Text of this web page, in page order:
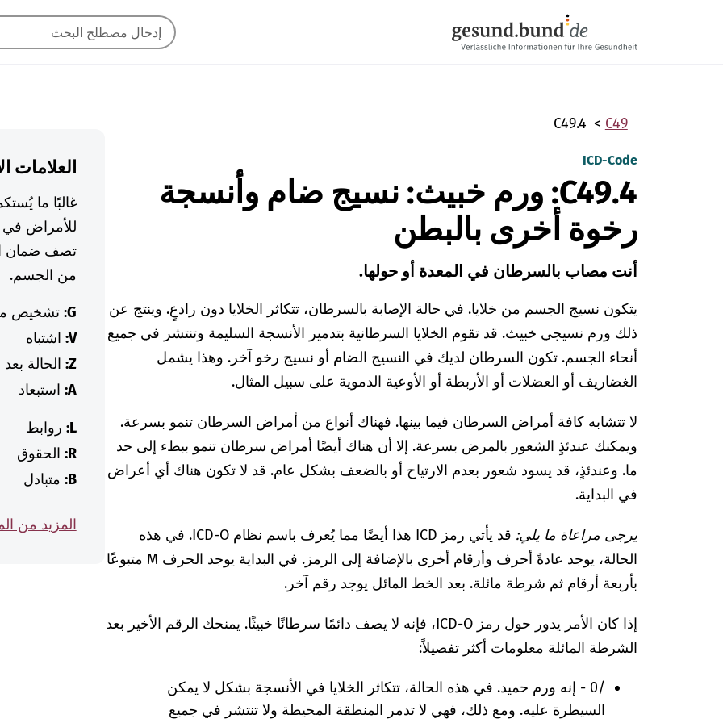
C49
C49.4
ICD-Code
C49.4: ورم خبيث: نسيج ضام وأنسجة
رخوة أخرى بالبطن
أنت مصاب بالسرطان في المعدة أو حولها.
يتكون نسيج الجسم من خلايا. في حالة الإصابة بالسرطان، تتكاثر الخلايا دون رادعٍ. وينتج عن
ذلك ورم نسيجي خبيث. قد تقوم الخلايا السرطانية بتدمير الأنسجة السليمة وتنتشر في جميع
أنحاء الجسم. تكون السرطان لديك في النسيج الضام أو نسيج رخو آخر. وهذا يشمل
الغضاريف أو العضلات أو الأربطة أو الأوعية الدموية على سبيل المثال.
لا تتشابه كافة أمراض السرطان فيما بينها. فهناك أنواع من أمراض السرطان تنمو بسرعة.
ويمكنك عندئذٍ الشعور بالمرض بسرعة. إلا أن هناك أيضًا أمراض سرطان تنمو ببطء إلى حد
ما. وعندئذٍ، قد يسود شعور بعدم الارتياح أو بالضعف بشكل عام. قد لا تكون هناك أي أعراض
في البداية.
يرجى مراعاة ما يلي:
قد يأتي رمز ICD هذا أيضًا مما يُعرف باسم نظام ICD-O. في هذه
الحالة، يوجد عادةً أحرف وأرقام أخرى بالإضافة إلى الرمز. في البداية يوجد الحرف M متبوعًا
بأربعة أرقام ثم شرطة مائلة. بعد الخط المائل يوجد رقم آخر.
إذا كان الأمر يدور حول رمز ICD-O، فإنه لا يصف دائمًا سرطانًا خبيثًا. يمنحك الرقم الأخير بعد
الشرطة المائلة معلومات أكثر تفصيلاً:
/0 - إنه ورم حميد. في هذه الحالة، تتكاثر الخلايا في الأنسجة بشكل لا يمكن
السيطرة عليه. ومع ذلك، فهي لا تدمر المنطقة المحيطة ولا تنتشر في جميع
العلامات
غالبًا ما
للأمراض في
تصف ضمان
من الجسم.
G: تشخيص
V: اشتباه
Z: الحالة بعد
A: استبعاد
L: روابط
R: الحقوق
B: متبادل
المزيد من